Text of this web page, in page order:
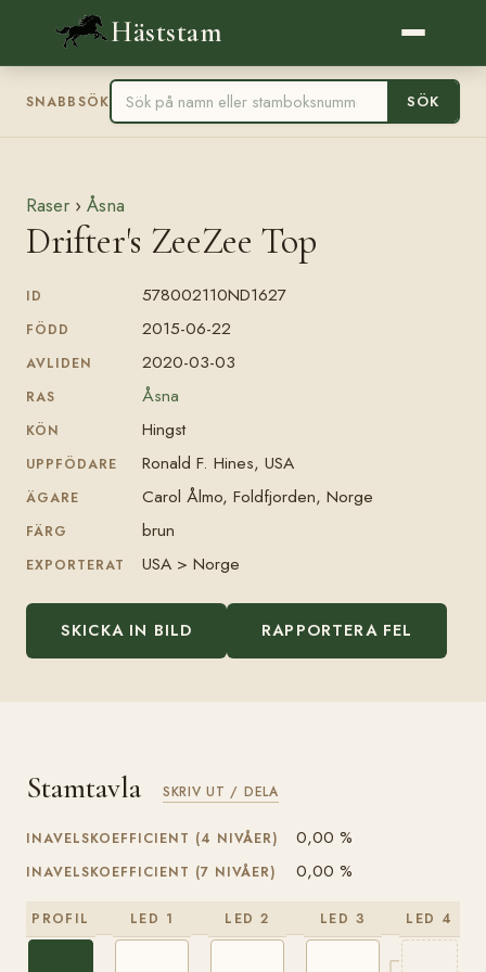
Häststam
SNABBSÖK SÖK
Raser › Åsna
Drifter's ZeeZee Top
ID 578002110ND1627
FÖDD 2015-06-22
AVLIDEN 2020-03-03
RAS Åsna
KÖN Hingst
UPPFÖDARE Ronald F. Hines, USA
ÄGARE Carol Ålmo, Foldfjorden, Norge
FÄRG brun
EXPORTERAT USA > Norge
SKICKA IN BILD RAPPORTERA FEL
Stamtavla SKRIV UT / DELA
INAVELSKOEFFICIENT (4 NIVÅER) 0,00 %
INAVELSKOEFFICIENT (7 NIVÅER) 0,00 %
PROFIL LED 1 LED 2 LED 3 LED 4